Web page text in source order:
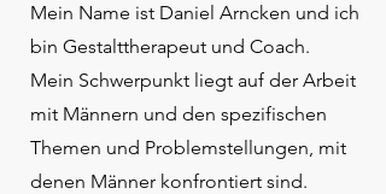
Mein Name ist Daniel Arncken und ich
bin Gestalttherapeut und Coach.
Mein Schwerpunkt liegt auf der Arbeit
mit Männern und den spezifischen
Themen und Problemstellungen, mit
denen Männer konfrontiert sind.